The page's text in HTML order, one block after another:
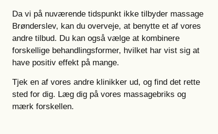
Da vi på nuværende tidspunkt ikke tilbyder massage
Brønderslev, kan du overveje, at benytte et af vores
andre tilbud. Du kan også vælge at kombinere
forskellige behandlingsformer, hvilket har vist sig at
have positiv effekt på mange.
Tjek en af vores andre klinikker ud, og find det rette
sted for dig. Læg dig på vores massagebriks og
mærk forskellen.